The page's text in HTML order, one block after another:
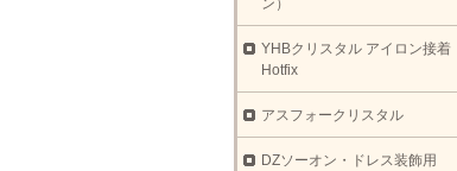
ン）
YHBクリスタル アイロン接着
Hotfix
アスフォークリスタル
DZソーオン・ドレス装飾用